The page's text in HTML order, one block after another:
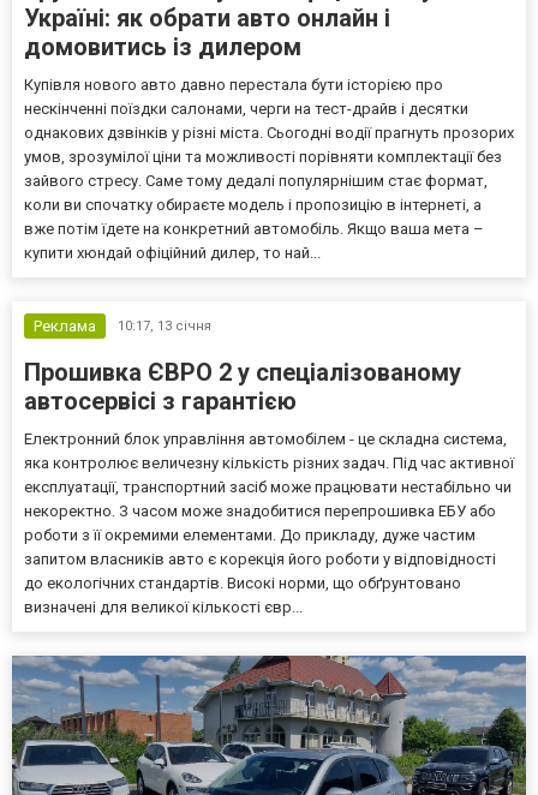
Україні: як обрати авто онлайн і
домовитись із дилером
Купівля нового авто давно перестала бути історією про
нескінченні поїздки салонами, черги на тест-драйв і десятки
однакових дзвінків у різні міста. Сьогодні водії прагнуть прозорих
умов, зрозумілої ціни та можливості порівняти комплектації без
зайвого стресу. Саме тому дедалі популярнішим стає формат,
коли ви спочатку обираєте модель і пропозицію в інтернеті, а
вже потім їдете на конкретний автомобіль. Якщо ваша мета –
купити хюндай офіційний дилер, то най...
Реклама 10:17, 13 січня
Прошивка ЄВРО 2 у спеціалізованому
автосервісі з гарантією
Електронний блок управління автомобілем - це складна система,
яка контролює величезну кількість різних задач. Під час активної
експлуатації, транспортний засіб може працювати нестабільно чи
некоректно. З часом може знадобитися перепрошивка ЕБУ або
роботи з її окремими елементами. До прикладу, дуже частим
запитом власників авто є корекція його роботи у відповідності
до екологічних стандартів. Високі норми, що обґрунтовано
визначені для великої кількості євр...